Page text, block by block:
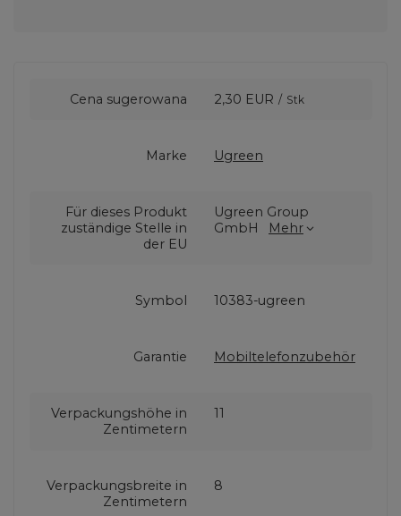
Cena sugerowana 2,30 EUR / Stk
Marke Ugreen
Für dieses Produkt
zuständige Stelle in
der EU
Ugreen Group
GmbH
Mehr
Symbol 10383-ugreen
Garantie Mobiltelefonzubehör
Verpackungshöhe in
Zentimetern
11
Verpackungsbreite in
Zentimetern
8